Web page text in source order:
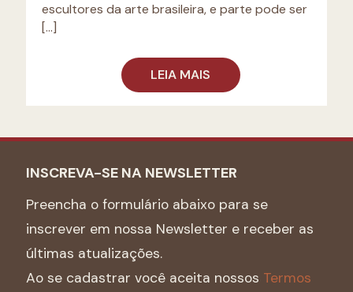
escultores da arte brasileira, e parte pode ser
[…]
LEIA MAIS
INSCREVA-SE NA NEWSLETTER
Preencha o formulário abaixo para se
inscrever em nossa Newsletter e receber as
últimas atualizações.
Ao se cadastrar você aceita nossos Termos